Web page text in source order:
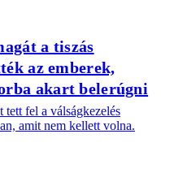
a tiszás
az emberek,
akart belerúgni
fel a válságkezelés
amit nem kellett volna.